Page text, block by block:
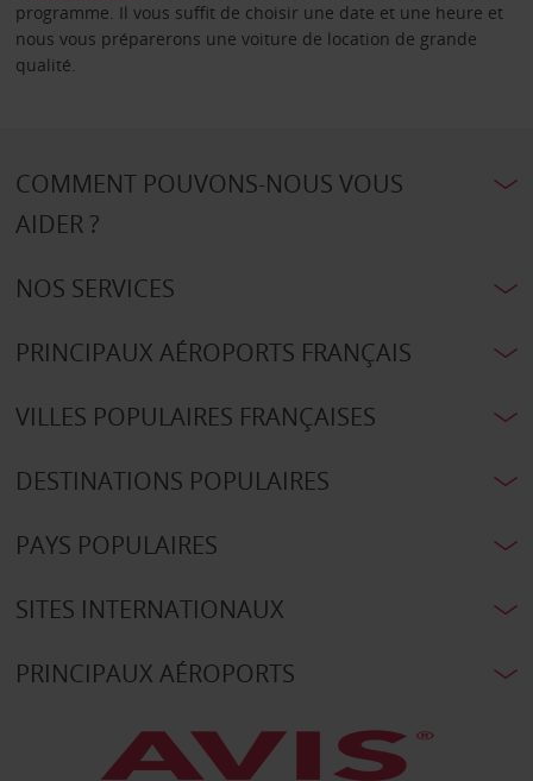
programme. Il vous suffit de choisir une date et une heure et
nous vous préparerons une voiture de location de grande
qualité.
COMMENT POUVONS-NOUS VOUS
AIDER ?
NOS SERVICES
PRINCIPAUX AÉROPORTS FRANÇAIS
VILLES POPULAIRES FRANÇAISES
DESTINATIONS POPULAIRES
PAYS POPULAIRES
SITES INTERNATIONAUX
PRINCIPAUX AÉROPORTS